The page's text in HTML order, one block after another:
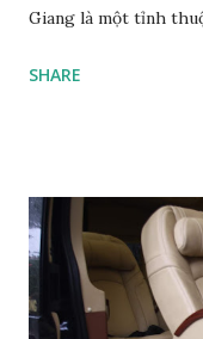
Giang là một tỉnh
Cai, phía Nam giáp
hấp dẫn thuộc vùng
mang sắc thái của
một bức tranh thủy
ngàng khi lạc mình
SHARE